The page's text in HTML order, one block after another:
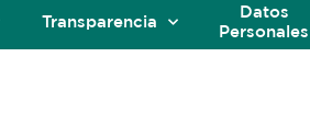
Transparencia
Datos
Personales